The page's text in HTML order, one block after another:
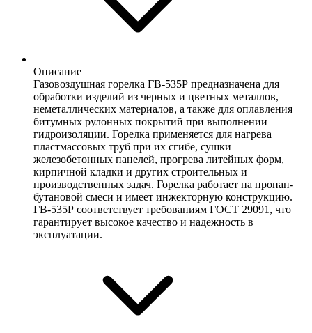
Описание
Газовоздушная горелка ГВ-535Р предназначена для
обработки изделий из черных и цветных металлов,
неметаллических материалов, а также для оплавления
битумных рулонных покрытий при выполнении
гидроизоляции. Горелка применяется для нагрева
пластмассовых труб при их сгибе, сушки
железобетонных панелей, прогрева литейных форм,
кирпичной кладки и других строительных и
производственных задач. Горелка работает на пропан-
бутановой смеси и имеет инжекторную конструкцию.
ГВ-535Р соответствует требованиям ГОСТ 29091, что
гарантирует высокое качество и надежность в
эксплуатации.